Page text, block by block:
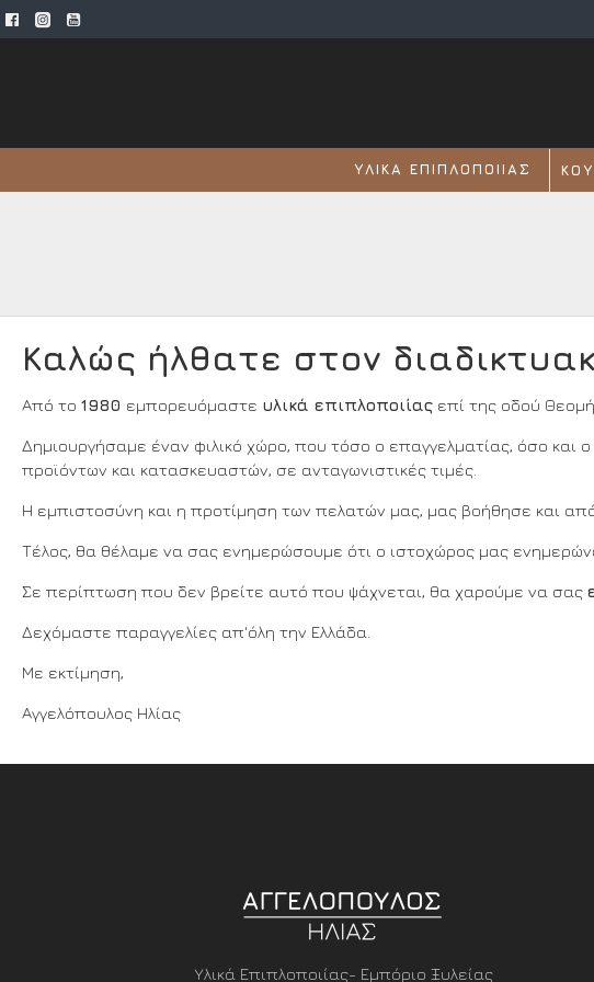
ΥΛΙΚΆ ΕΠΙΠΛΟΠΟΙΊΑΣ
Καλώς ήλθατε στον
Από το 1980 εμπορευόμαστε υλικά επιπλοποιίας επί της οδού
Δημιουργήσαμε έναν φιλικό χώρο, που τόσο ο επαγγελματίας, όσο και
προϊόντων και κατασκευαστών, σε ανταγωνιστικές τιμές.
Η εμπιστοσύνη και η προτίμηση των πελατών μας, μας βοήθησε και
Τέλος, θα θέλαμε να σας ενημερώσουμε ότι ο ιστοχώρος μας
Σε περίπτωση που δεν βρείτε αυτό που ψάχνεται, θα χαρούμε να σας
Δεχόμαστε παραγγελίες απ'όλη την Ελλάδα.
Με εκτίμηση,
Αγγελόπουλος Ηλίας
Υλικά Επιπλοποιίας- Εμπόριο Ξυλείας